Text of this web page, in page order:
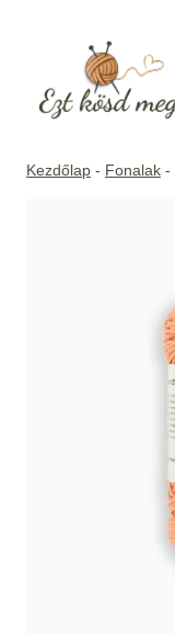
Kezdőlap - Fonalak -